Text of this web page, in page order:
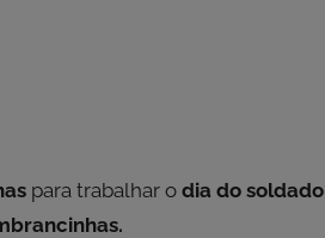
para trabalhar o dia do soldado